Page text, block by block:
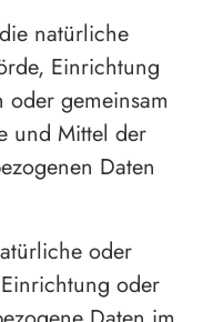
natürliche
Einrichtung
gemeinsam
und Mittel der
Daten
oder
oder